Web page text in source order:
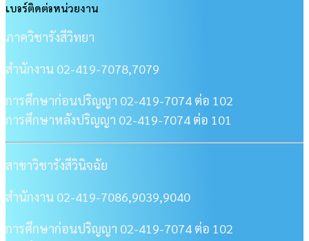
เบอร์ติดต่อหน่วยงาน
ภาควิชารังสีวิทยา
สำนักงาน 02-419-7078,7079
การศึกษาก่อนปริญญา 02-419-7074 ต่อ 102
การศึกษาหลังปริญญา 02-419-7074 ต่อ 101
สาขาวิชารังสีวินิจฉัย
สำนักงาน 02-419-7086,9039,9040
การศึกษาก่อนปริญญา 02-419-7074 ต่อ 102